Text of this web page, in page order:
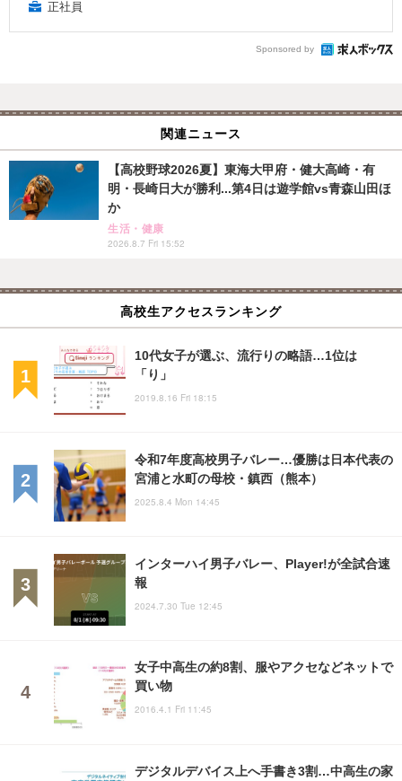
正社員
Sponsored by
関連ニュース
【高校野球2026夏】東海大甲府・健大高崎・有
明・長崎日大が勝利...第4日は遊学館vs青森山田ほ
か
生活・健康
2026.8.7 Fri 15:52
高校生アクセスランキング
10代女子が選ぶ、流行りの略語…1位は
「り」
2019.8.16 Fri 18:15
令和7年度高校男子バレー…優勝は日本代表の
宮浦と水町の母校・鎮西（熊本）
2025.8.4 Mon 14:45
インターハイ男子バレー、Player!が全試合速
報
2024.7.30 Tue 12:45
女子中高生の約8割、服やアクセなどネットで
買い物
2016.4.1 Fri 11:45
デジタルデバイス上へ手書き3割…中高生の家